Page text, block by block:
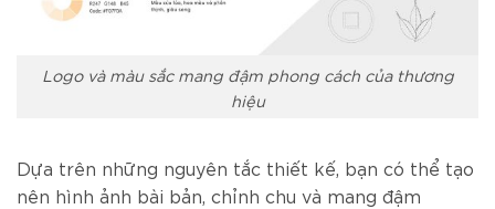
Logo và màu sắc mang đậm phong cách của thương
hiệu
Dựa trên những nguyên tắc thiết kế, bạn có thể tạo
nên hình ảnh bài bản, chỉnh chu và mang đậm